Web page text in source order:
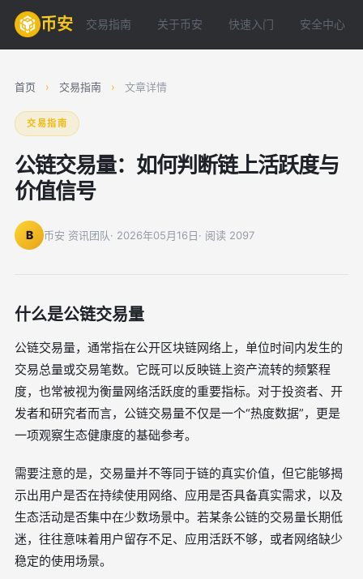
币安 交易指南 关于币安 快速入门 安全中心
首页 › 交易指南 › 文章详情
交易指南
公链交易量：如何判断链上活跃度与
价值信号
B 币安 资讯团队· 2026年05月16日· 阅读 2097
什么是公链交易量
公链交易量，通常指在公开区块链网络上，单位时间内发生的
交易总量或交易笔数。它既可以反映链上资产流转的频繁程
度，也常被视为衡量网络活跃度的重要指标。对于投资者、开
发者和研究者而言，公链交易量不仅是一个“热度数据”，更是
一项观察生态健康度的基础参考。
需要注意的是，交易量并不等同于链的真实价值，但它能够揭
示出用户是否在持续使用网络、应用是否具备真实需求，以及
生态活动是否集中在少数场景中。若某条公链的交易量长期低
迷，往往意味着用户留存不足、应用活跃不够，或者网络缺少
稳定的使用场景。